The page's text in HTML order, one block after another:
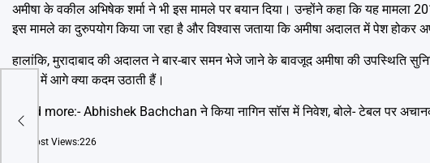
अमीषा के वकील अभिषेक शर्मा ने भी इस मामले पर बयान दिया। उन्होंने कहा कि यह
इस मामले का दुरुपयोग किया जा रहा है और विश्वास जताया कि अमीषा अदालत में पेश होकर
हालांकि, मुरादाबाद की अदालत ने बार-बार समन भेजे जाने के बावजूद अमीषा की उपस्थिति
मामले में आगे क्या कदम उठाती हैं।
Read more:-Abhishek Bachchan ने किया नागिन सॉस में निवेश, बोले- टेबल पर
Post Views:226